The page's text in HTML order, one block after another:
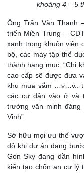
khoảng 4 – 5
Ông Trần Văn Thanh
triển Miền Trung –
xanh trong khuôn viên
bộ, các máy tập thể
thành hạng mục. “Chỉ
cao cấp sẽ được đưa
khu mua sắm …v…v..
các cư dân vào ở và
trường văn minh
Vinh”.
Sở hữu mọi ưu thế
độ khi dự án đang
Gon Sky đang dần
kiến tạo chốn an cư lý